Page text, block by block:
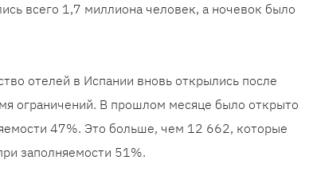
всего 1,7 миллиона человек, а ночевок было
отелей в Испании вновь открылись после
ограничений. В прошлом месяце было открыто
47%. Это больше, чем 12 662, которые
заполняемости 51%.